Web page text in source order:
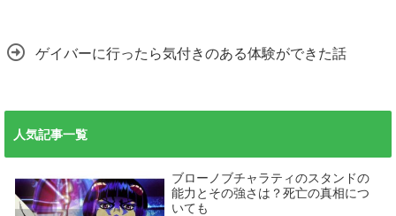
ゲイバーに行ったら気付きのある体験ができた話
人気記事一覧
ブローノブチャラティのスタンドの
能力とその強さは？死亡の真相につ
いても